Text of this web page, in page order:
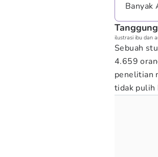
Banyak
ilustrasi ibu dan
Sebuah
4.659
penelitian
tidak pulih